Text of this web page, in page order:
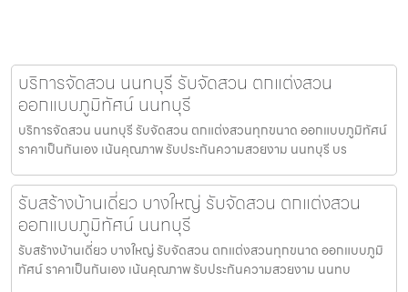
บริการจัดสวน นนทบุรี รับจัดสวน ตกแต่งสวน
ออกแบบภูมิทัศน์ นนทบุรี
บริการจัดสวน นนทบุรี รับจัดสวน ตกแต่งสวนทุกขนาด ออกแบบภูมิทัศน์
ราคาเป็นกันเอง เน้นคุณภาพ รับประกันความสวยงาม นนทบุรี บร
รับสร้างบ้านเดี่ยว บางใหญ่ รับจัดสวน ตกแต่งสวน
ออกแบบภูมิทัศน์ นนทบุรี
รับสร้างบ้านเดี่ยว บางใหญ่ รับจัดสวน ตกแต่งสวนทุกขนาด ออกแบบภูมิ
ทัศน์ ราคาเป็นกันเอง เน้นคุณภาพ รับประกันความสวยงาม นนทบ